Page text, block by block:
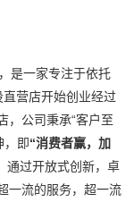
是一家专注于依托
营店开始创业经过
，公司秉承“客户至
，即“消费者赢，加
通过开放式创新，卓
一流的服务，超一流